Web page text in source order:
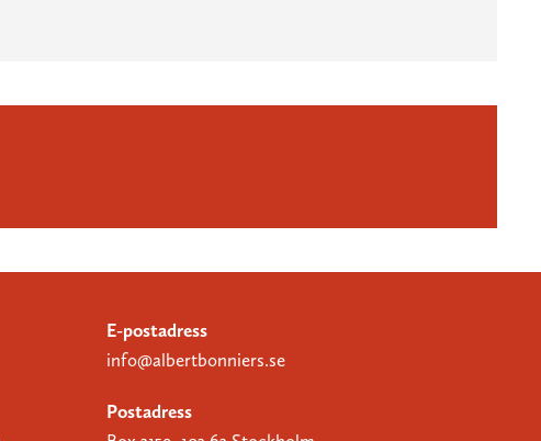
E-postadress
info@albertbonniers.se
Postadress